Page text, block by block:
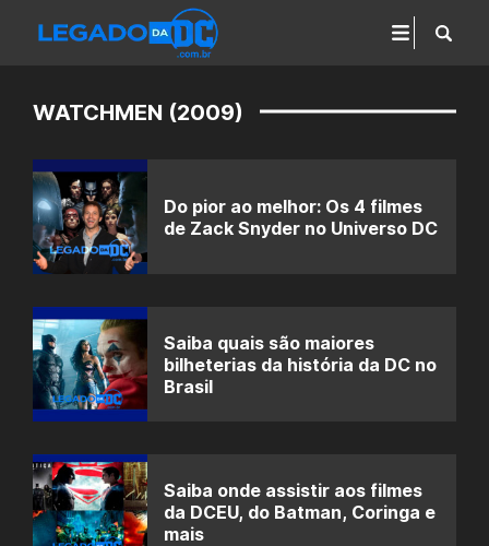
WATCHMEN (2009)
Do pior ao melhor: Os 4 filmes
de Zack Snyder no Universo DC
Saiba quais são maiores
bilheterias da história da DC no
Brasil
Saiba onde assistir aos filmes
da DCEU, do Batman, Coringa e
mais